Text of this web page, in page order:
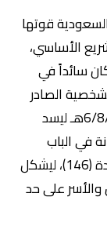
قوتها
الأساسي،
سائداً في
الصادر
بالمرسوم الملكي رقم (م/73) وتاريخ 6/8/1443هـ ليسد
في الباب
الرابع منه، بدءاً من المادة (122) وحتى المادة (146)، ليشكل
والأسر على حد